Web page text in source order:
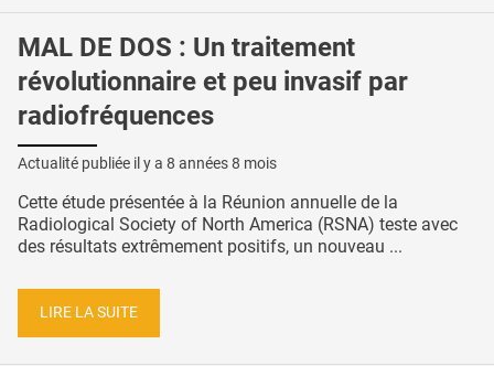
MAL DE DOS : Un traitement
révolutionnaire et peu invasif par
radiofréquences
Actualité publiée il y a 8 années 8 mois
Cette étude présentée à la Réunion annuelle de la
Radiological Society of North America (RSNA) teste avec
des résultats extrêmement positifs, un nouveau ...
LIRE LA SUITE